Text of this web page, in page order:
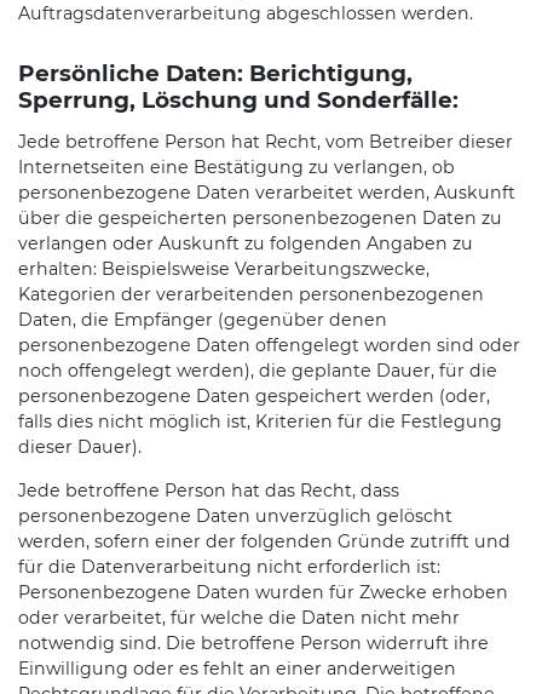
Auftragsdatenverarbeitung abgeschlossen werden.
Persönliche Daten: Berichtigung,
Sperrung, Löschung und Sonderfälle:
Jede betroffene Person hat Recht, vom Betreiber dieser
Internetseiten eine Bestätigung zu verlangen, ob
personenbezogene Daten verarbeitet werden, Auskunft
über die gespeicherten personenbezogenen Daten zu
verlangen oder Auskunft zu folgenden Angaben zu
erhalten: Beispielsweise Verarbeitungszwecke,
Kategorien der verarbeitenden personenbezogenen
Daten, die Empfänger (gegenüber denen
personenbezogene Daten offengelegt worden sind oder
noch offengelegt werden), die geplante Dauer, für die
personenbezogene Daten gespeichert werden (oder,
falls dies nicht möglich ist, Kriterien für die Festlegung
dieser Dauer).
Jede betroffene Person hat das Recht, dass
personenbezogene Daten unverzüglich gelöscht
werden, sofern einer der folgenden Gründe zutrifft und
für die Datenverarbeitung nicht erforderlich ist:
Personenbezogene Daten wurden für Zwecke erhoben
oder verarbeitet, für welche die Daten nicht mehr
notwendig sind. Die betroffene Person widerruft ihre
Einwilligung oder es fehlt an einer anderweitigen